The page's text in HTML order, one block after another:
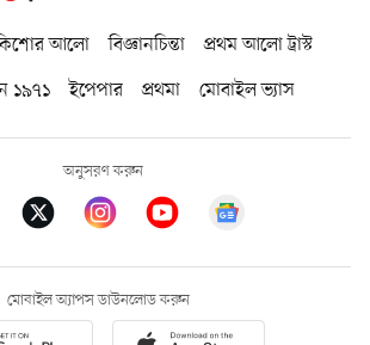
আলো বিজ্ঞানচিন্তা
প্রথম আলো ট্রাস্ট
১৯৭১ ইপেপার প্রথমা মোবাইল ভ্যাস
অনুসরণ করুন
মোবাইল অ্যাপস ডাউনলোড করুন